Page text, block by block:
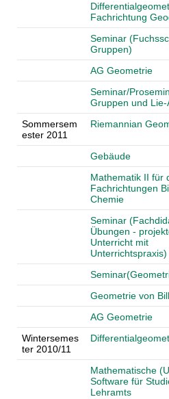
Fachrichtung
Seminar
Gruppen)
AG Geometrie
Seminar/
Gruppen und Lie-
Sommersem
ester 2011
Riemannian
Gebäude
Mathematik II für
Fachrichtungen
Chemie
Seminar
Übungen -
Unterricht mit
Unterrichtspraxis)
Geometrie von
AG Geometrie
Wintersemes
ter 2010/11
Mathematische
Software für
Lehramts